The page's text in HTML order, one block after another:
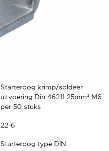
Starteroog krimp/soldeer
uitvoering Din 46211 25mm² M6
per 50 stuks
22-6
Starteroog type DIN